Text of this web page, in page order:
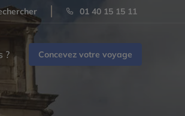
01 40 15 15 11
? Concevez votre voyage